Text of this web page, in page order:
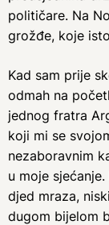
političare. Na
grožđe, koje
Kad sam prije
odmah na
jednog fratra
koji mi se
nezaboravnim
u moje
djed mraza,
dugom bijelom